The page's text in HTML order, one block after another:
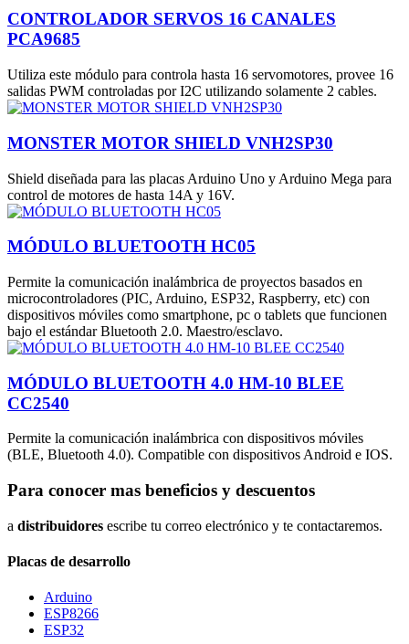
CONTROLADOR SERVOS 16 CANALES
PCA9685
Utiliza este módulo para controla hasta 16 servomotores, provee 16
salidas PWM controladas por I2C utilizando solamente 2 cables.
MONSTER MOTOR SHIELD VNH2SP30
Shield diseñada para las placas Arduino Uno y Arduino Mega para
control de motores de hasta 14A y 16V.
MÓDULO BLUETOOTH HC05
Permite la comunicación inalámbrica de proyectos basados en
microcontroladores (PIC, Arduino, ESP32, Raspberry, etc) con
dispositivos móviles como smartphone, pc o tablets que funcionen
bajo el estándar Bluetooth 2.0. Maestro/esclavo.
MÓDULO BLUETOOTH 4.0 HM-10 BLEE
CC2540
Permite la comunicación inalámbrica con dispositivos móviles
(BLE, Bluetooth 4.0). Compatible con dispositivos Android e IOS.
Para conocer mas beneficios y descuentos
a distribuidores escribe tu correo electrónico y te contactaremos.
Placas de desarrollo
Arduino
ESP8266
ESP32